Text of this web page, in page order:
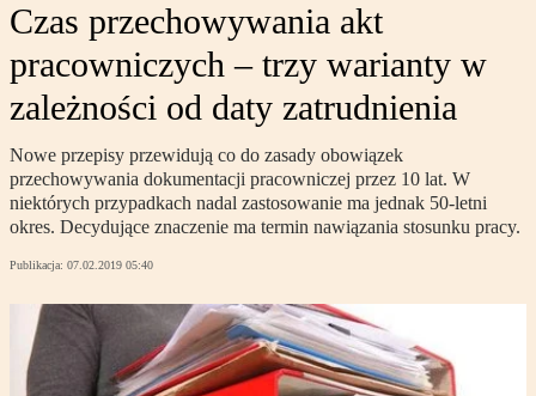
Czas przechowywania akt
pracowniczych – trzy warianty w
zależności od daty zatrudnienia
Nowe przepisy przewidują co do zasady obowiązek
przechowywania dokumentacji pracowniczej przez 10 lat. W
niektórych przypadkach nadal zastosowanie ma jednak 50-letni
okres. Decydujące znaczenie ma termin nawiązania stosunku pracy.
Publikacja: 07.02.2019 05:40